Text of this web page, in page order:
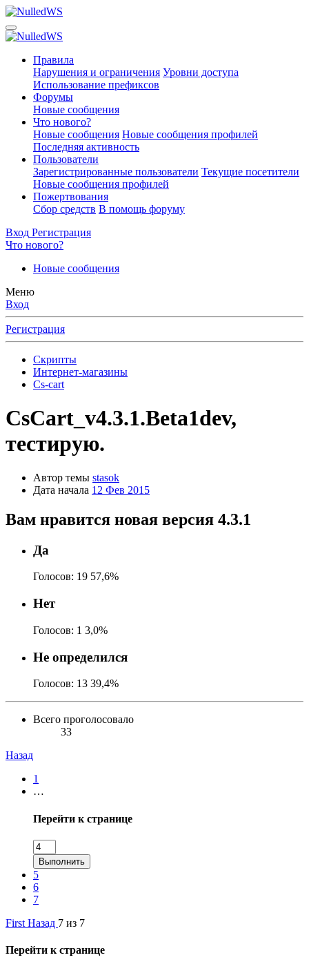
Правила
Нарушения и ограничения Уровни доступа
Использование префиксов
Форумы
Новые сообщения
Что нового?
Новые сообщения Новые сообщения профилей
Последняя активность
Пользователи
Зарегистрированные пользователи Текущие посетители
Новые сообщения профилей
Пожертвования
Сбор средств В помощь форуму
Вход Регистрация
Что нового?
Новые сообщения
Меню
Вход
Регистрация
Скрипты
Интернет-магазины
Cs-cart
CsCart_v4.3.1.Beta1dev,
тестирую.
Автор темы stasok
Дата начала 12 Фев 2015
Вам нравится новая версия 4.3.1
Да
Голосов: 19 57,6%
Нет
Голосов: 1 3,0%
Не определился
Голосов: 13 39,4%
Всего проголосовало
33
Назад
1
…
Перейти к странице
Выполнить
5
6
7
First Назад 7 из 7
Перейти к странице